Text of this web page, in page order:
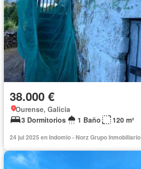
38.000 €
Ourense, Galicia
3 Dormitorios
1 Baño 120 m²
24 jul 2025 en Indomio - Norz Grupo Inmobiliario